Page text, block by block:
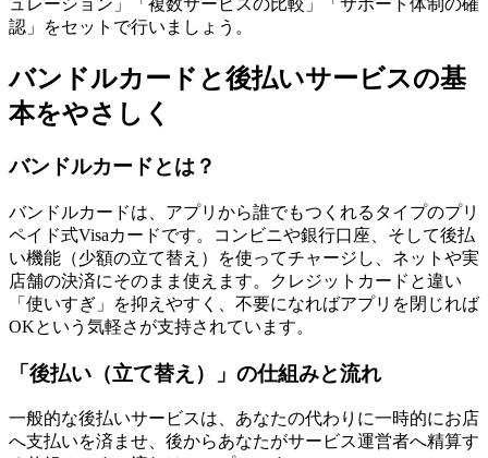
ュレーション」「複数サービスの比較」「サポート体制の確
認」をセットで行いましょう。
バンドルカードと後払いサービスの基
本をやさしく
バンドルカードとは？
バンドルカードは、アプリから誰でもつくれるタイプのプリ
ペイド式Visaカードです。コンビニや銀行口座、そして後払
い機能（少額の立て替え）を使ってチャージし、ネットや実
店舗の決済にそのまま使えます。クレジットカードと違い
「使いすぎ」を抑えやすく、不要になればアプリを閉じれば
OKという気軽さが支持されています。
「後払い（立て替え）」の仕組みと流れ
一般的な後払いサービスは、あなたの代わりに一時的にお店
へ支払いを済ませ、後からあなたがサービス運営者へ精算す